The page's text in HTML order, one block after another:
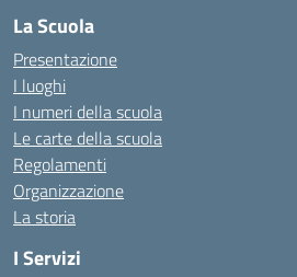
La Scuola
Presentazione
I luoghi
I numeri della scuola
Le carte della scuola
Regolamenti
Organizzazione
La storia
I Servizi